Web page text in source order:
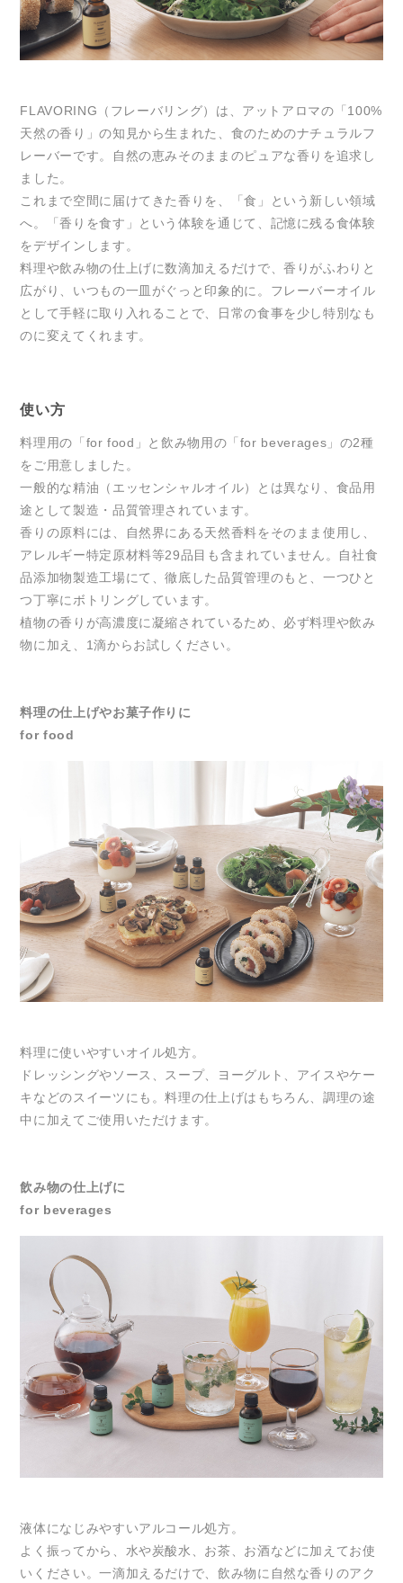
FLAVORING（フレーバリング）は、アットアロマの「100%
天然の香り」の知見から生まれた、食のためのナチュラルフ
レーバーです。自然の恵みそのままのピュアな香りを追求し
ました。
これまで空間に届けてきた香りを、「食」という新しい領域
へ。「香りを食す」という体験を通じて、記憶に残る食体験
をデザインします。
料理や飲み物の仕上げに数滴加えるだけで、香りがふわりと
広がり、いつもの一皿がぐっと印象的に。フレーバーオイル
として手軽に取り入れることで、日常の食事を少し特別なも
のに変えてくれます。
使い方
料理用の「for food」と飲み物用の「for beverages」の2種
をご用意しました。
一般的な精油（エッセンシャルオイル）とは異なり、食品用
途として製造・品質管理されています。
香りの原料には、自然界にある天然香料をそのまま使用し、
アレルギー特定原材料等29品目も含まれていません。自社食
品添加物製造工場にて、徹底した品質管理のもと、一つひと
つ丁寧にボトリングしています。
植物の香りが高濃度に凝縮されているため、必ず料理や飲み
物に加え、1滴からお試しください。
料理の仕上げやお菓子作りに
for food
料理に使いやすいオイル処方。
ドレッシングやソース、スープ、ヨーグルト、アイスやケー
キなどのスイーツにも。料理の仕上げはもちろん、調理の途
中に加えてご使用いただけます。
飲み物の仕上げに
for beverages
液体になじみやすいアルコール処方。
よく振ってから、水や炭酸水、お茶、お酒などに加えてお使
いください。一滴加えるだけで、飲み物に自然な香りのアク